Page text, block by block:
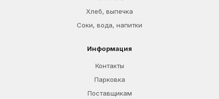
Хлеб, выпечка
Соки, вода, напитки
Информация
Контакты
Парковка
Поставщикам